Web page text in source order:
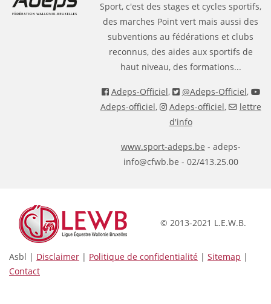
Sport, c'est des stages et cycles sportifs,
des marches Point vert mais aussi des
subventions au fédérations et clubs
reconnus, des aides aux sportifs de
haut niveau, des formations...
Adeps-Officiel, @Adeps-Officiel,
Adeps-officiel, Adeps-officiel,
lettre
d'info
www.sport-adeps.be - adeps-
info@cfwb.be - 02/413.25.00
© 2013-2021 L.E.W.B.
Asbl | Disclaimer | Politique de confidentialité | Sitemap |
Contact